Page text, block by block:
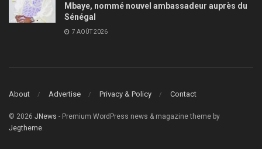
Mbaye, nommé nouvel ambassadeur auprès du
Sénégal
7 AOÛT 2026
About Advertise Privacy & Policy Contact
© 2026 JNews - Premium WordPress news & magazine theme by
Jegtheme.